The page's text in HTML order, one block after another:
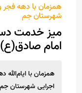
همزمان با دهه فجر
شهرستان جم
میز خدمت
امام صادق(ع)
همزمان با
اجرایی شهرستان جم